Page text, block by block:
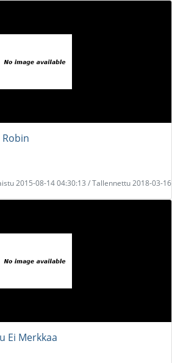
2015-08-14 04:30:13 / Tallennettu 2018-03-16
Ei Merkkaa